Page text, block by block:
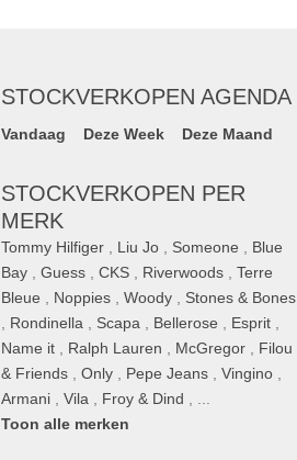
STOCKVERKOPEN AGENDA
Vandaag Deze Week Deze Maand
STOCKVERKOPEN PER
MERK
Tommy Hilfiger Liu Jo Someone
Blue
Bay ,Guess ,CKS Riverwoods ,Terre
Bleue
Noppies ,Woody
Stones & Bones
Rondinella Scapa Bellerose Esprit
Name it
Ralph Lauren McGregor
Filou
& Friends ,Only Pepe Jeans ,Vingino
Armani ,Vila Froy & Dind
Toon alle merken